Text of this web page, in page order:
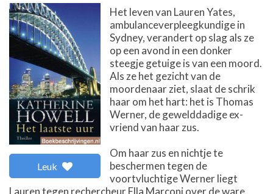
Leuk
Het leven van Lauren Yates,
ambulanceverpleegkundige in
Sydney, verandert op slag als ze
op een avond in een donker
steegje getuige is van een moord.
Als ze het gezicht van de
moordenaar ziet, slaat de schrik
haar om het hart: het is Thomas
Werner, de gewelddadige ex-
vriend van haar zus.
Om haar zus en nichtje te
beschermen tegen de
voortvluchtige Werner liegt
Lauren tegen rechercheur Ella Marconi over de ware